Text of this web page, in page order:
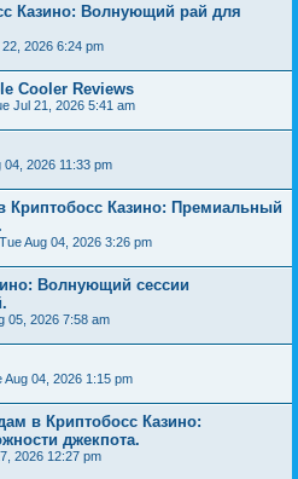
Казино: Волнующий рай для
2026 6:24 pm
Cooler Reviews
Jul 21, 2026 5:41 am
04, 2026 11:33 pm
Криптобосс Казино: Премиальный
Tue Aug 04, 2026 3:26 pm
Волнующий сессии
05, 2026 7:58 am
Aug 04, 2026 1:15 pm
в Криптобосс Казино:
джекпота.
2026 12:27 pm